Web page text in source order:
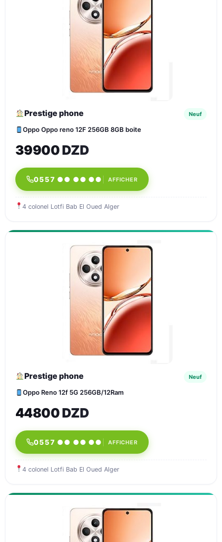
Prestige phone Neuf
Oppo Oppo reno 12F 256GB 8GB boite
39900 DZD
0557 ●● ●● ●● AFFICHER
4 colonel Lotfi Bab El Oued Alger
Prestige phone Neuf
Oppo Reno 12f 5G 256GB/12Ram
44800 DZD
0557 ●● ●● ●● AFFICHER
4 colonel Lotfi Bab El Oued Alger